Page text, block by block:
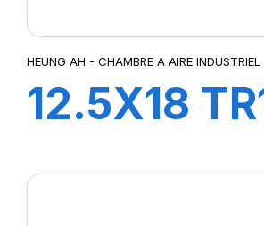
HEUNG AH - CHAMBRE A AIRE INDUSTRIEL
12.5X18